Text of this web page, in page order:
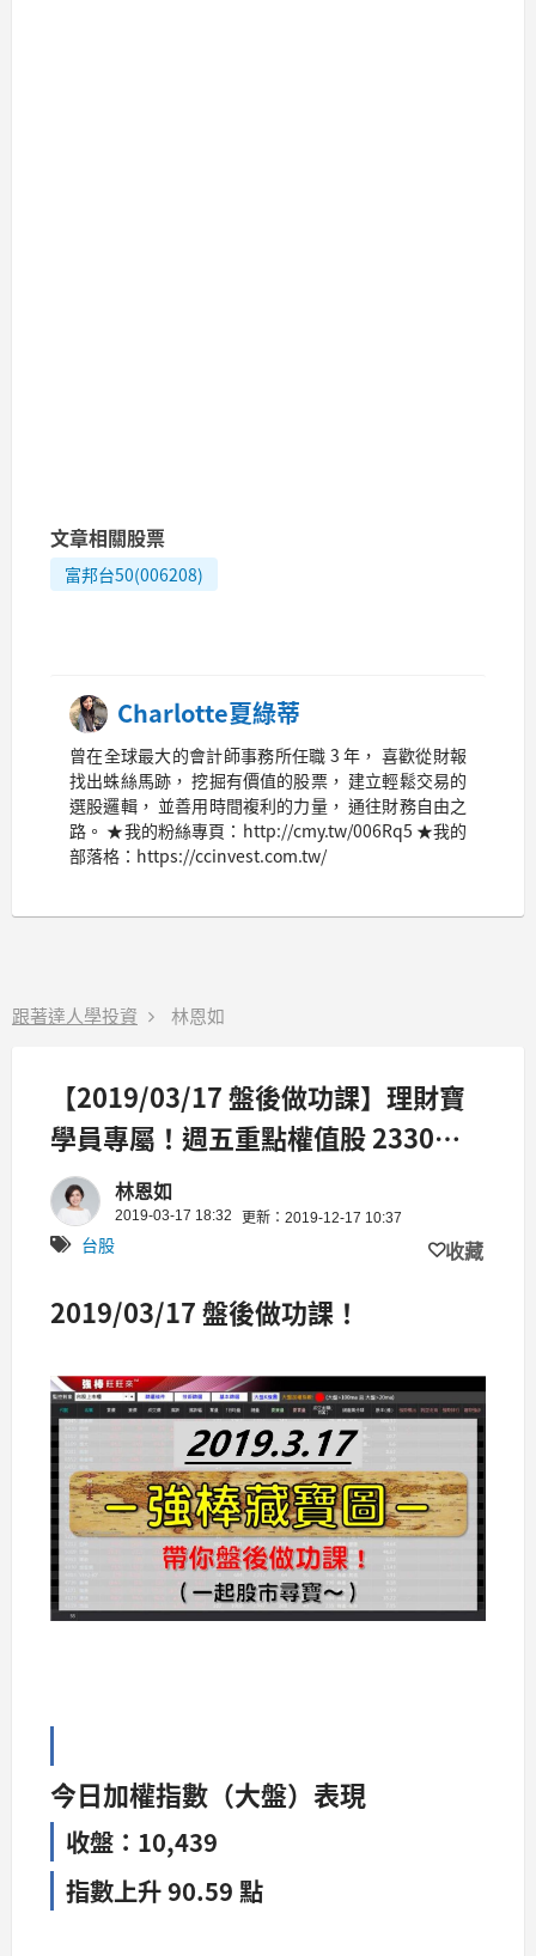
文章相關股票
富邦台50(006208)
Charlotte夏綠蒂
曾在全球最大的會計師事務所任職 3 年， 喜歡從財報
找出蛛絲馬跡， 挖掘有價值的股票， 建立輕鬆交易的
選股邏輯， 並善用時間複利的力量， 通往財務自由之
路。 ★我的粉絲專頁：http://cmy.tw/006Rq5 ★我的
部落格：https://ccinvest.com.tw/
跟著達人學投資 林恩如
【2019/03/17 盤後做功課】理財寶
學員專屬！週五重點權值股 2330、
6505、2207
林恩如
2019-03-17 18:32 更新：2019-12-17 10:37
台股 收藏
2019/03/17 盤後做功課！
今日加權指數（大盤）表現
收盤：10,439
指數上升 90.59 點